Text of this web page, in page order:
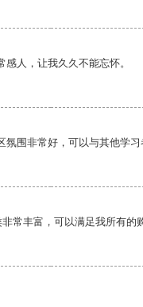
人，让我久久不能忘怀。
氛围非常好，可以与其他学习
常丰富，可以满足我所有的